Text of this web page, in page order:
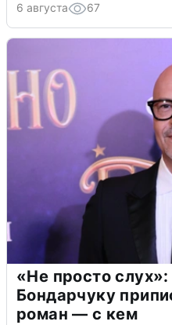
6 августа 67
«Не просто
Бондарчуку
роман — с кем